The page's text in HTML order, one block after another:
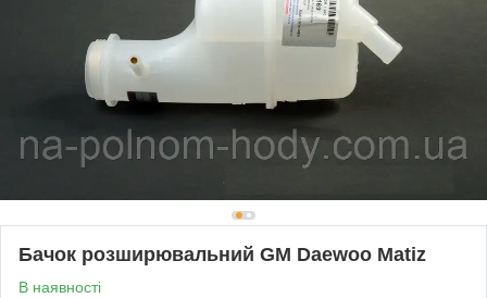
Бачок розширювальний GM Daewoo Matiz
В наявності